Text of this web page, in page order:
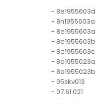
- 8e1955603d
- 8h1955603a
- 8e1955603a
- 8e1955603b
- 8e1955603c
- 8e1955023a
- 8e1955023b
- 05skv013
- 07.61.021